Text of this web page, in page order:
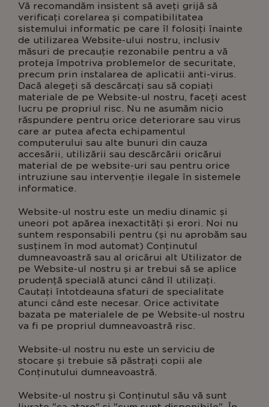
Vă recomandăm insistent să aveți grijă să
verificați corelarea și compatibilitatea
sistemului informatic pe care îl folosiți înainte
de utilizarea Website-ului nostru, inclusiv
măsuri de precauție rezonabile pentru a vă
proteja împotriva problemelor de securitate,
precum prin instalarea de aplicatii anti-virus.
Dacă alegeți să descărcați sau să copiați
materiale de pe Website-ul nostru, faceți acest
lucru pe propriul risc. Nu ne asumăm nicio
răspundere pentru orice deteriorare sau virus
care ar putea afecta echipamentul
computerului sau alte bunuri din cauza
accesării, utilizării sau descărcării oricărui
material de pe website-uri sau pentru orice
intruziune sau intervenție ilegale în sistemele
informatice.
Website-ul nostru este un mediu dinamic și
uneori pot apărea inexactități și erori. Noi nu
suntem responsabili pentru (și nu aprobăm sau
susținem în mod automat) Conținutul
dumneavoastră sau al oricărui alt Utilizator de
pe Website-ul nostru și ar trebui să se aplice
prudență specială atunci când îl utilizați.
Cautați întotdeauna sfaturi de specialitate
atunci când este necesar. Orice activitate
bazata pe materialele de pe Website-ul nostru
va fi pe propriul dumneavoastră risc.
Website-ul nostru nu este un serviciu de
stocare și trebuie să păstrați copii ale
Conținutului dumneavoastră.
Website-ul nostru și Conținutul său vă sunt